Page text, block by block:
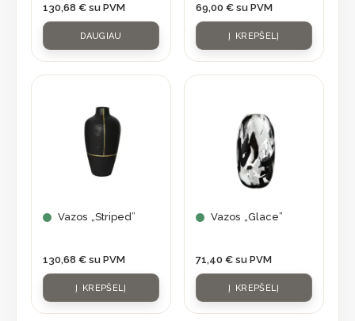
130,68 € su PVM
DAUGIAU
69,00 € su PVM
Į KREPŠELĮ
Vazos „Striped”
130,68 € su PVM
Į KREPŠELĮ
Vazos „Glace”
71,40 € su PVM
Į KREPŠELĮ